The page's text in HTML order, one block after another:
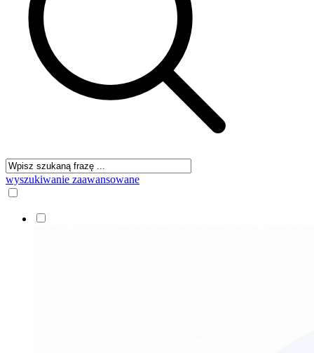
wyszukiwanie zaawansowane